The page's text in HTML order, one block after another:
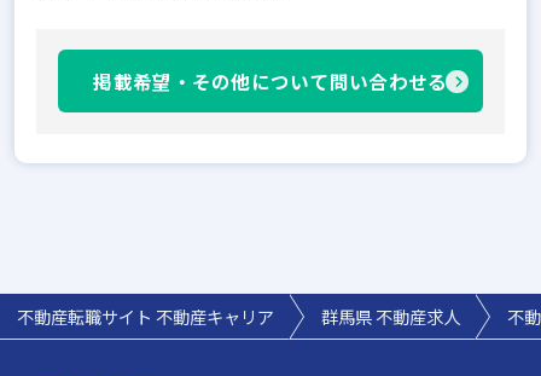
掲載希望・その他について問い合わせる
不動産転職サイト 不動産キャリア 群馬県不動産求人 不